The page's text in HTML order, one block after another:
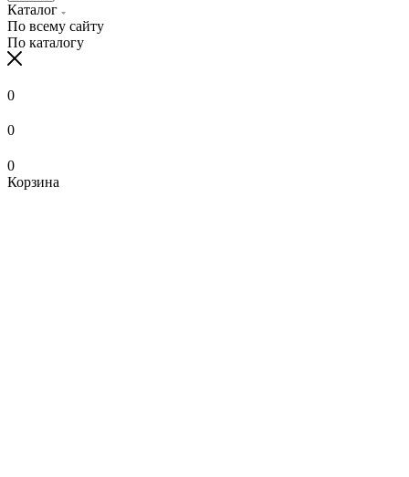
Каталог
По всему сайту
По каталогу
0
0
0
Корзина